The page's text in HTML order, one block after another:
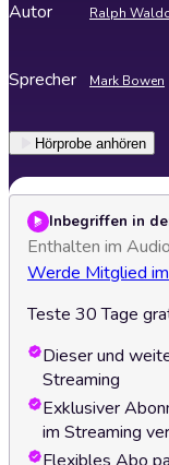
Autor Ralph
Sprecher Mark Bowen
Hörprobe anhören
Inbegriffen in
Enthalten im
Werde Mitglied im
Teste 30 Tage
Dieser und
Streaming
Exklusiver
im Streaming